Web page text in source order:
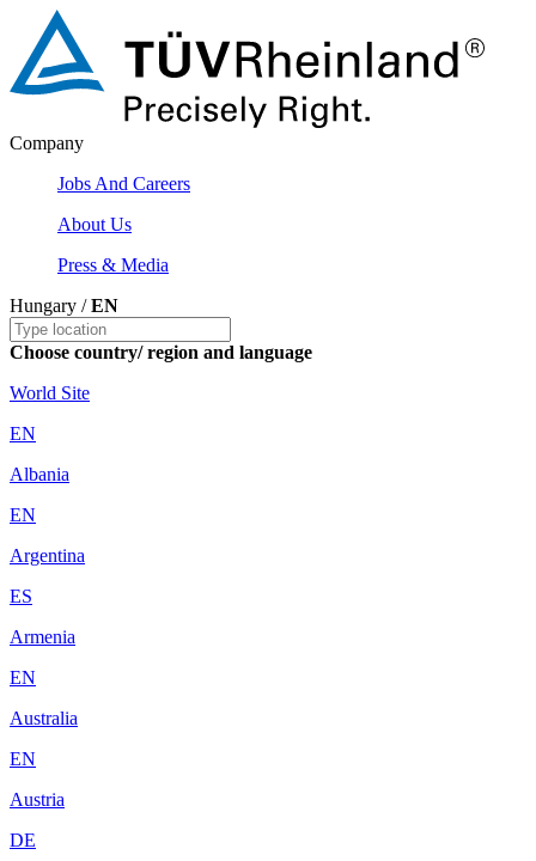
Company
Jobs And Careers
About Us
Press & Media
Hungary /EN
Choose country/ region and language
World Site
EN
Albania
EN
Argentina
ES
Armenia
EN
Australia
EN
Austria
DE